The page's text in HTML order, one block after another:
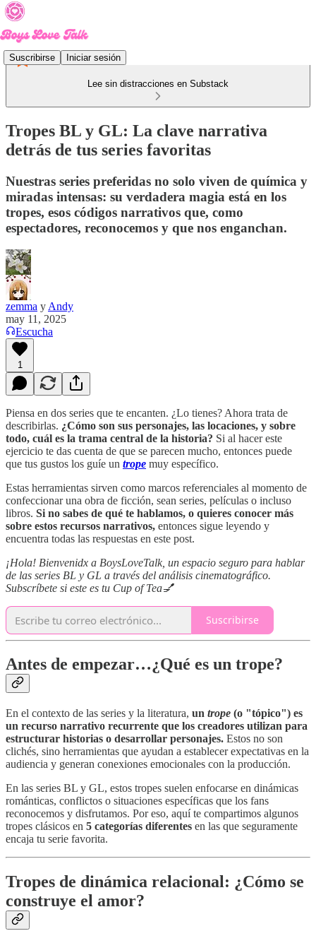
Suscribirse Iniciar sesión
Lee sin distracciones en Substack
Tropes BL y GL: La clave narrativa
detrás de tus series favoritas
Nuestras series preferidas no solo viven de química y
miradas intensas: su verdadera magia está en los
tropes, esos códigos narrativos que, como
espectadores, reconocemos y que nos enganchan.
zemma y Andy
may 11, 2025
Escucha
1
Piensa en dos series que te encanten. ¿Lo tienes? Ahora trata de
describirlas. ¿Cómo son sus personajes, las locaciones, y sobre
todo, cuál es la trama central de la historia? Si al hacer este
ejercicio te das cuenta de que se parecen mucho, entonces puede
que tus gustos los guíe un trope muy específico.
Estas herramientas sirven como marcos referenciales al momento de
confeccionar una obra de ficción, sean series, películas o incluso
libros. Si no sabes de qué te hablamos, o quieres conocer más
sobre estos recursos narrativos, entonces sigue leyendo y
encuentra todas las respuestas en este post.
¡Hola! Bienvenidx a BoysLoveTalk, un espacio seguro para hablar
de las series BL y GL a través del análisis cinematográfico.
Subscríbete si este es tu Cup of Tea💅
Suscribirse
Antes de empezar…¿Qué es un trope?
En el contexto de las series y la literatura, un trope (o "tópico") es
un recurso narrativo recurrente que los creadores utilizan para
estructurar historias o desarrollar personajes. Estos no son
clichés, sino herramientas que ayudan a establecer expectativas en la
audiencia y generan conexiones emocionales con la producción.
En las series BL y GL, estos tropes suelen enfocarse en dinámicas
románticas, conflictos o situaciones específicas que los fans
reconocemos y disfrutamos. Por eso, aquí te compartimos algunos
tropes clásicos en 5 categorías diferentes en las que seguramente
encaja tu serie favorita.
Tropes de dinámica relacional: ¿Cómo se
construye el amor?